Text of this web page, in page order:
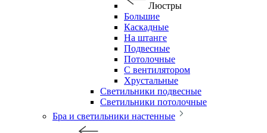
Люстры
Большие
Каскадные
На штанге
Подвесные
Потолочные
С вентилятором
Хрустальные
Светильники подвесные
Светильники потолочные
Бра и светильники настенные